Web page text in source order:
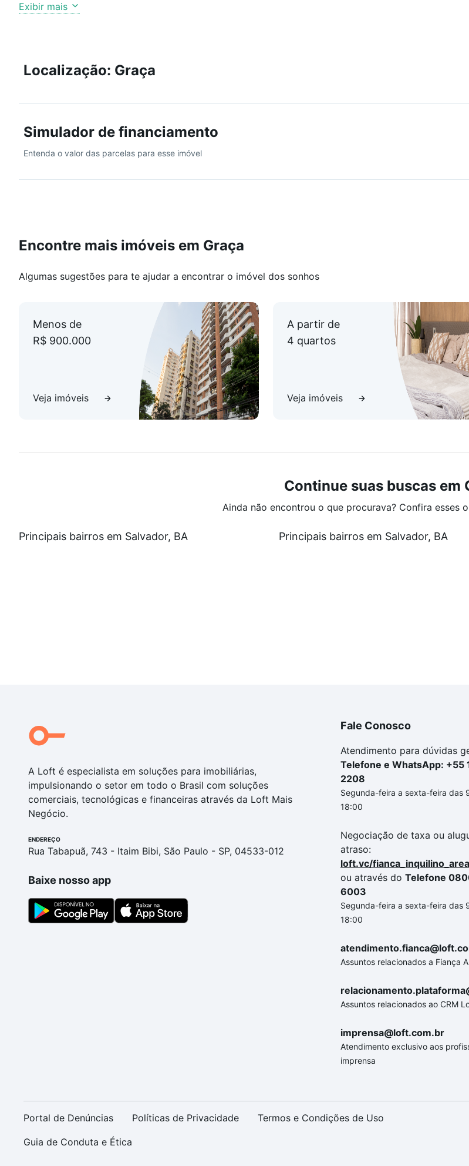
Exibir mais
Localização: Graça
Simulador de financiamento
Entenda o valor das parcelas para esse imóvel
Encontre mais imóveis em Graça
Algumas sugestões para te ajudar a encontrar o imóvel dos sonhos
Menos de
R$ 900.000
Veja imóveis
A partir de
4 quartos
Veja imóveis
Continue suas buscas em
Ainda não encontrou o que procurava? Confira esses
Principais bairros em Salvador, BA Principais bairros em Salvador, BA
A Loft é especialista em soluções para imobiliárias,
impulsionando o setor em todo o Brasil com soluções
comerciais, tecnológicas e financeiras através da Loft Mais
Negócio.
ENDEREÇO
Rua Tabapuã, 743 - Itaim Bibi, São Paulo - SP, 04533-012
Baixe nosso app
Fale Conosco
Atendimento para dúvidas
Telefone e WhatsApp: +55
2208
Segunda-feira a sexta-feira das
18:00
Negociação de taxa ou
atraso:
loft.vc/
ou através do Telefone
6003
Segunda-feira a sexta-feira das
18:00
Assuntos relacionados a Fiança
Assuntos relacionados ao CRM
imprensa@loft.com.br
Atendimento exclusivo aos
imprensa
Portal de Denúncias Políticas de Privacidade Termos e Condições de Uso
Guia de Conduta e Ética